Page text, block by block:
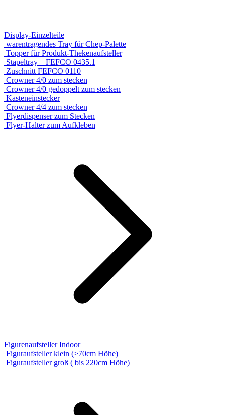
Display-Einzelteile
warentragendes Tray für Chep-Palette
Topper für Produkt-Thekenaufsteller
Stapeltray – FEFCO 0435.1
Zuschnitt FEFCO 0110
Crowner 4/0 zum stecken
Crowner 4/0 gedoppelt zum stecken
Kasteneinstecker
Crowner 4/4 zum stecken
Flyerdispenser zum Stecken
Flyer-Halter zum Aufkleben
Figurenaufsteller Indoor
Figuraufsteller klein (>70cm Höhe)
Figuraufsteller groß ( bis 220cm Höhe)